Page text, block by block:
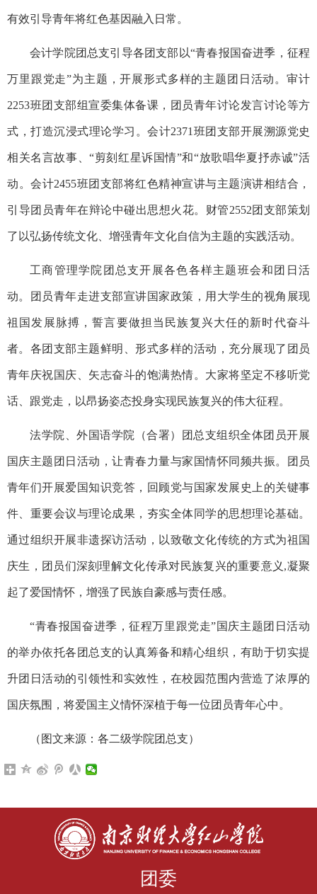
有效引导青年将红色基因融入日常。
会计学院团总支引导各团支部以“青春报国奋进季，征程
万里跟党走”为主题，开展形式多样的主题团日活动。审计
2253班团支部组宣委集体备课，团员青年讨论发言讨论等方
式，打造沉浸式理论学习。会计2371 班团支部开展溯源党史
相关名言故事、“剪刻红星诉国情”和“放歌唱华夏抒赤诚”活
动。会计2455班团支部将红色精神宣讲与主题演讲相结合，
引导团员青年在辩论中碰出思想火花。财管2552团支部策划
了以弘扬传统文化、增强青年文化自信为主题的实践活动。
工商管理学院团总支开展各色各样主题班会和团日活
动。团员青年走进支部宣讲国家政策，用大学生的视角展现
祖国发展脉搏，誓言要做担当民族复兴大任的新时代奋斗
者。各团支部主题鲜明、形式多样的活动，充分展现了团员
青年庆祝国庆、矢志奋斗的饱满热情。大家将坚定不移听党
话、跟党走，以昂扬姿态投身实现民族复兴的伟大征程。
法学院、外国语学院（合署）团总支组织全体团员开展
国庆主题团日活动，让青春力量与家国情怀同频共振。团员
青年们开展爱国知识竞答，回顾党与国家发展史上的关键事
件、重要会议与理论成果，夯实全体同学的思想理论基础。
通过组织开展非遗探访活动，以致敬文化传统的方式为祖国
庆生，团员们深刻理解文化传承对民族复兴的重要意义 ,凝聚
起了爱国情怀，增强了民族自豪感与责任感。
“青春报国奋进季，征程万里跟党走”国庆主题团日活动
的举办依托各团总支的认真筹备和精心组织，有助于切实提
升团日活动的引领性和实效性，在校园范围内营造了浓厚的
国庆氛围，将爱国主义情怀深植于每一位团员青年心中。
（图文来源：各二级学院团总支）
团委